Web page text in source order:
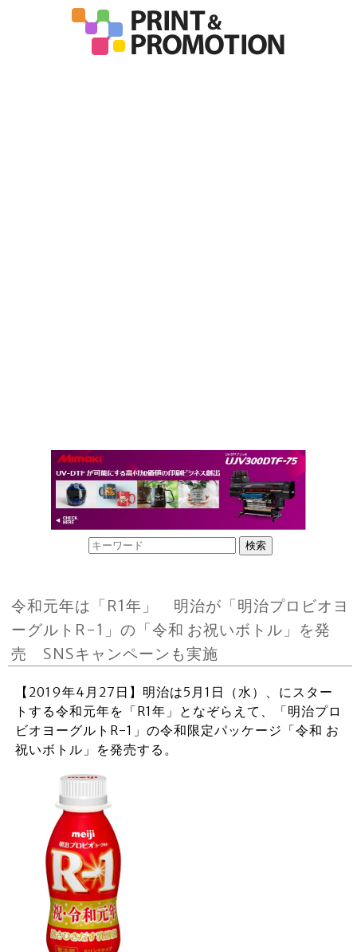
令和元年は「R1年」 明治が「明治プロビオヨ
ーグルトR-1」の「令和 お祝いボトル」を発
売 SNSキャンペーンも実施
【2019年4月27日】明治は5月1日（水）、にスター
トする令和元年を「R1年」となぞらえて、「明治プロ
ビオヨーグルトR-1」の令和限定パッケージ「令和 お
祝いボトル」を発売する。